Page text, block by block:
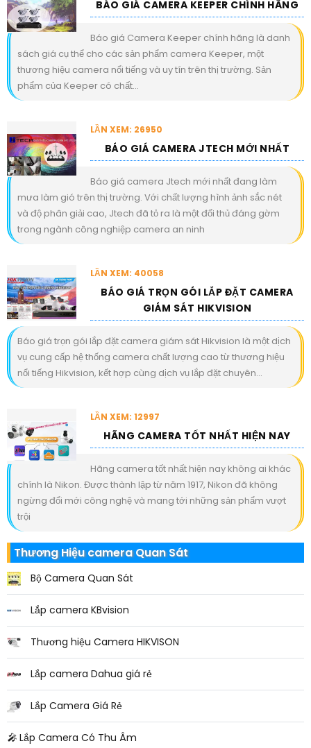
BÁO GIÁ CAMERA KEEPER CHÍNH HÃNG
Báo giá Camera Keeper chính hãng là danh
sách giá cụ thể cho các sản phẩm camera Keeper, một
thương hiệu camera nổi tiếng và uy tín trên thị trường. Sản
phẩm của Keeper có chất...
LẦN XEM: 26950
BÁO GIÁ CAMERA JTECH MỚI NHẤT
Báo giá camera Jtech mới nhất đang làm
mưa làm gió trên thị trường. Với chất lượng hình ảnh sắc nét
và độ phân giải cao, Jtech đã tỏ ra là một đối thủ đáng gờm
trong ngành công nghiệp camera an ninh
LẦN XEM: 40058
BÁO GIÁ TRỌN GÓI LẮP ĐẶT CAMERA
GIÁM SÁT HIKVISION
Báo giá trọn gói lắp đặt camera giám sát Hikvision là một dịch
vụ cung cấp hệ thống camera chất lượng cao từ thương hiệu
nổi tiếng Hikvision, kết hợp cùng dịch vụ lắp đặt chuyên...
LẦN XEM: 12997
HÃNG CAMERA TỐT NHẤT HIỆN NAY
Hãng camera tốt nhất hiện nay không ai khác
chính là Nikon. Được thành lập từ năm 1917, Nikon đã không
ngừng đổi mới công nghệ và mang tới những sản phẩm vượt
trội
Thương Hiệu camera Quan Sát
Bộ Camera Quan Sát
Lắp camera KBvision
Thương hiệu Camera HIKVISON
Lắp camera Dahua giá rẻ
Lắp Camera Giá Rẻ
️🎤️ Lắp Camera Có Thu Âm